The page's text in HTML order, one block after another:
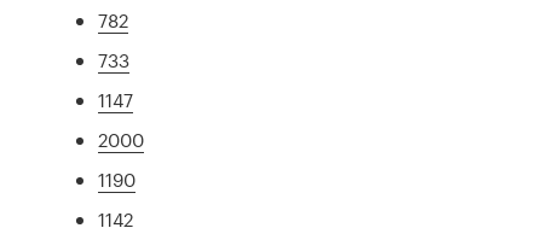
782
733
1147
2000
1190
1142